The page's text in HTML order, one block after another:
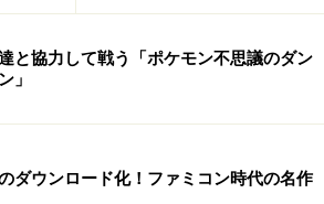
と協力して戦う「ポケモン不思議のダン
」
ダウンロード化！ファミコン時代の名作